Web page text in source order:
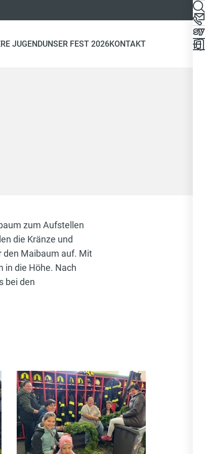
JUGENDUNSER FEST 2026KONTAKT
zum Aufstellen
die Kränze und
den Maibaum auf. Mit
in die Höhe. Nach
bei den